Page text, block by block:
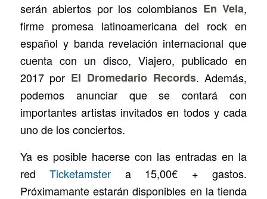
serán abiertos por los colombianos En Vela,
firme promesa latinoamericana del rock en
español y banda revelación internacional que
cuenta con un disco,Viajero, publicado en
2017 por El Dromedario Records. Además,
podemos anunciar que se contará con
importantes artistas invitados en todos y cada
uno de los conciertos.
Ya es posible hacerse con las entradas en la
redTicketamster a 15,00€ + gastos.
Próximamante estarán disponibles en la tienda